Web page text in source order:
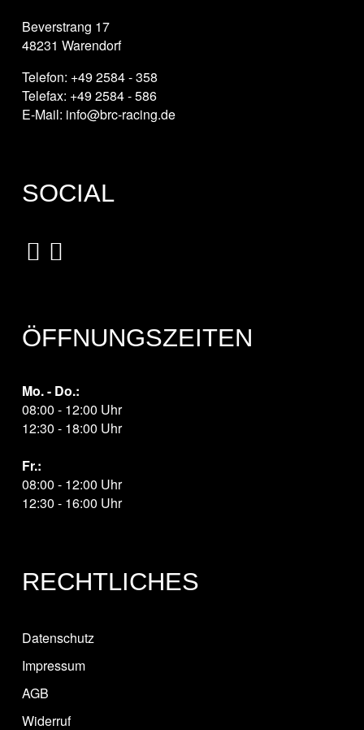
Beverstrang 17
48231 Warendorf
Telefon: +49 2584 - 358
Telefax: +49 2584 - 586
E-Mail: info@brc-racing.de
SOCIAL
ÖFFNUNGSZEITEN
Mo. - Do.:
08:00 - 12:00 Uhr
12:30 - 18:00 Uhr
Fr.:
08:00 - 12:00 Uhr
12:30 - 16:00 Uhr
RECHTLICHES
Datenschutz
Impressum
AGB
Widerruf